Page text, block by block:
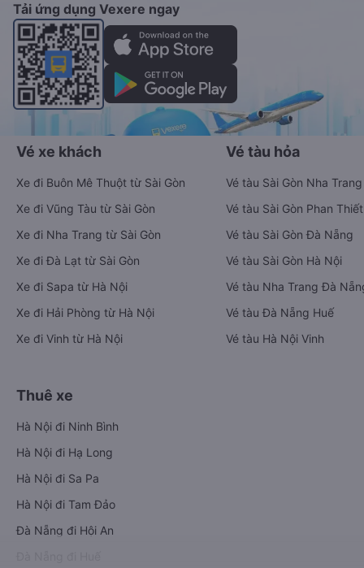
Tải ứng dụng Vexere ngay
Vé xe khách
Xe đi Buôn Mê Thuột từ Sài Gòn
Xe đi Vũng Tàu từ Sài Gòn
Xe đi Nha Trang từ Sài Gòn
Xe đi Đà Lạt từ Sài Gòn
Xe đi Sapa từ Hà Nội
Xe đi Hải Phòng từ Hà Nội
Xe đi Vinh từ Hà Nội
Vé tàu hỏa
Vé tàu Sài Gòn Nha Trang
Vé tàu Sài Gòn Phan Thiết
Vé tàu Sài Gòn Đà Nẵng
Vé tàu Sài Gòn Hà Nội
Vé tàu Nha Trang Đà
Vé tàu Đà Nẵng Huế
Vé tàu Hà Nội Vinh
Thuê xe
Hà Nội đi Ninh Bình
Hà Nội đi Hạ Long
Hà Nội đi Sa Pa
Hà Nội đi Tam Đảo
Đà Nẵng đi Hội An